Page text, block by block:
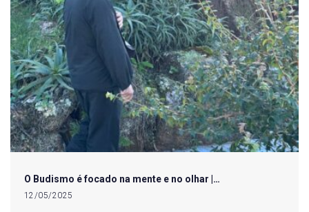
O Budismo é focado na mente e no olhar |…
12/05/2025